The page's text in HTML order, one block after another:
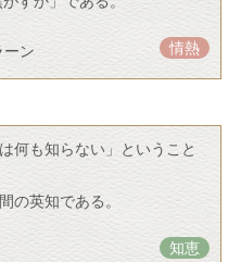
ン 情熱
何も知らない」ということ
の英知である。
知恵